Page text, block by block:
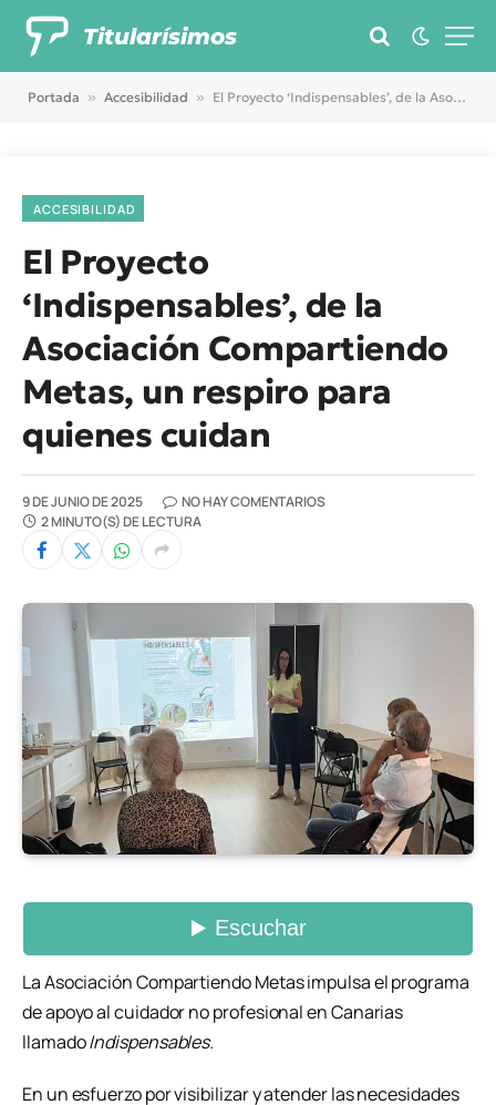
Titularísimos
Portada » Accesibilidad » El Proyecto ‘Indispensables’, de la Asociación Compartiendo Metas, un respiro para quienes cuidan
ACCESIBILIDAD
El Proyecto
‘Indispensables’, de la
Asociación Compartiendo
Metas, un respiro para
quienes cuidan
9 DE JUNIO DE 2025
NO HAY COMENTARIOS
2 MINUTO(S) DE LECTURA
La Asociación Compartiendo Metas impulsa el programa
de apoyo al cuidador no profesional en Canarias
llamadoIndispensables.
En un esfuerzo por visibilizar y atender las necesidades